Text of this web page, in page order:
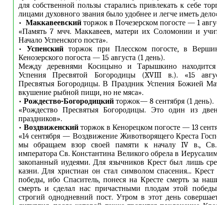
для собственной пользы старались привлекать к себе
лицами духовного звания было удобнее и легче иметь
• Маккавеевскийторжок в Почезерском погосте — 1
«Память 7 мчч. Маккавеев, матери их Соломонии и
Начало Успенского поста».
• Успенскийторжок при Плесском погосте, в
Кенозерского погоста — 15 августа (1 день).
Между деревнями Косицыно и Тарышкино находится
Успения Пресвятой Богородицы (XVIII в.). «15
Пресвятыя Богородицы. В Праздник Успения Божией
вкушение рыбной пищи, но не мяса».
• Рождество-Богородицкийторжок— 8 сентября (1 день).
«Рождество Пресвятыя Богородицы. Это один из
праздников».
• Воздвиженскийторжок в Кенорецком погосте — 13
«14 сентября — Воздвижение Животворящего Креста
мы обращаем взор своей памяти к началу IV в.,
императора Св. Константина Великого обрела в
закопанный иудеями. Для язычников Крест был лишь
казни. Для христиан он стал символом спасения...
победы, ибо Спаситель, понеся на Кресте смерть за
смерть и сделал нас причастными плодам этой
строгий однодневний пост. Утром в этот день